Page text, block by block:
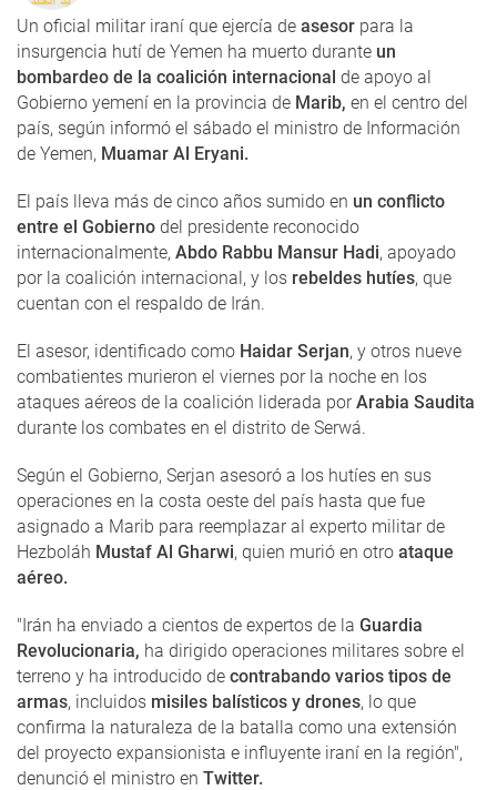
Un oficial militar iraní que ejercía de asesor para la
insurgencia hutí de Yemen ha muerto durante un
bombardeo de la coalición internacional de apoyo al
Gobierno yemení en la provincia de Marib, en el centro del
país, según informó el sábado el ministro de Información
de Yemen, Muamar Al Eryani.
El país lleva más de cinco años sumido en un conflicto
entre el Gobierno del presidente reconocido
internacionalmente, Abdo Rabbu Mansur Hadi, apoyado
por la coalición internacional, y los rebeldes hutíes, que
cuentan con el respaldo de Irán.
El asesor, identificado como Haidar Serjan, y otros nueve
combatientes murieron el viernes por la noche en los
ataques aéreos de la coalición liderada porArabia Saudita
durante los combates en el distrito de Serwá.
Según el Gobierno, Serjan asesoró a los hutíes en sus
operaciones en la costa oeste del país hasta que fue
asignado a Marib para reemplazar al experto militar de
Hezboláh Mustaf Al Gharwi, quien murió en otro ataque
aéreo.
"Irán ha enviado a cientos de expertos de la Guardia
Revolucionaria, ha dirigido operaciones militares sobre el
terreno y ha introducido de contrabando varios tipos de
armas, incluidos misiles balísticos y drones, lo que
confirma la naturaleza de la batalla como una extensión
del proyecto expansionista e influyente iraní en la región",
denunció el ministro en Twitter.